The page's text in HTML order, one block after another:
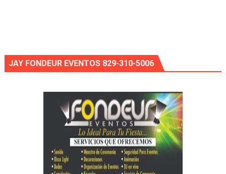
JAY FONDEUR EVENTOS 829-310-5006